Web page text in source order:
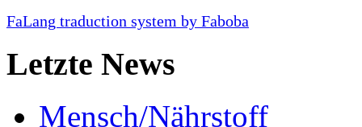
FaLang traduction system by Faboba
Letzte News
Mensch/Nährstoff